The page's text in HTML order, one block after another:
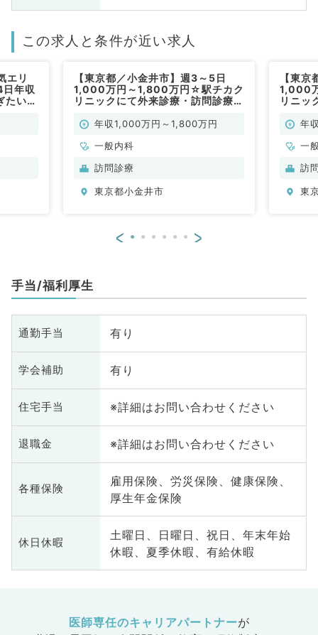
この求人と条件が近い求人
エリ
年収
い先
【東京都／小金井市】週3～5日
1,000万円～1,800万円☆駅チカク
リニックにて外来診療・訪問診療の
年収1,000万円～1,800万円
一般内科
訪問診療
東京都小金井市
【東
1,000
リニッ
／常勤
年
一
訪
東
< >
手当/福利厚生
通勤手当 有り
学会補助 有り
住宅手当 ※詳細はお問い合わせください
退職金 ※詳細はお問い合わせください
各種保険
雇用保険、労災保険、健康保険、
厚生年金保険
休日休暇
土曜日、日曜日、祝日、年末年始
休暇、夏季休暇、有給休暇
医師専任のキャリアパートナーが